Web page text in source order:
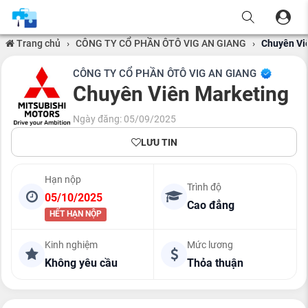
Trang chủ › CÔNG TY CỔ PHẦN ÔTÔ VIG AN GIANG › Chuyên
CÔNG TY CỔ PHẦN ÔTÔ VIG AN GIANG
Chuyên Viên Marketing
Ngày đăng: 05/09/2025
LƯU TIN
Hạn nộp
05/10/2025
HẾT HẠN NỘP
Trình độ
Cao đẳng
Kinh nghiệm
Không yêu cầu
Mức lương
Thỏa thuận